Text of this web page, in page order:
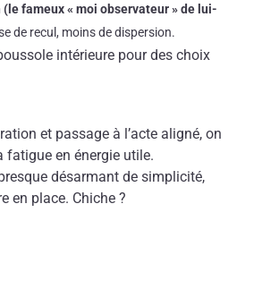
fameux « moi observateur » de lui-
de recul, moins de dispersion.
intérieure pour des choix
et passage à l’acte aligné, on
fatigue en énergie utile.
désarmant de simplicité,
en place. Chiche ?